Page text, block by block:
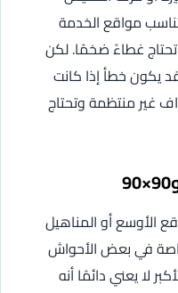
تناسب مواقع الخدمة
تحتاج غطاءً ضخمًا. لكن
قد يكون خطأ إذا كانت
غير منتظمة وتحتاج
الأوسع أو المناهيل
خاصة في بعض الأحواش
لا يعني دائمًا أنه